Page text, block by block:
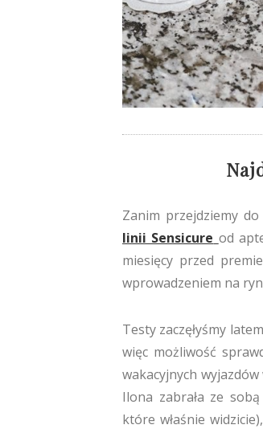
Zanim przejdziemy
linii Sensicure od
miesięcy przed
wprowadzeniem na
Testy zaczęłyśmy
więc możliwość
wakacyjnych
Ilona zabrała ze
które właśnie